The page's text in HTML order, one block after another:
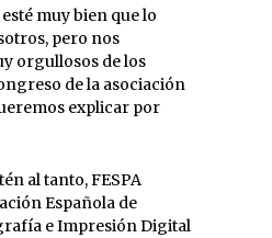
pero nos
orgullosos de los
de la asociación
explicar por
al tanto, FESPA
Española de
e Impresión Digital